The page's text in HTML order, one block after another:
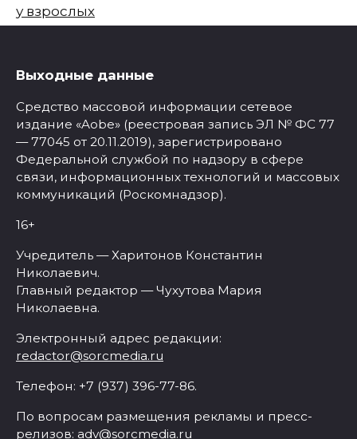
у взрослых
Выходные данные
Средство массовой информации сетевое
издание «Aobe» (реестровая запись ЭЛ № ФС 77
— 77045 от 20.11.2019), зарегистрировано
Федеральной службой по надзору в сфере
связи, информационных технологий и массовых
коммуникаций (Роскомнадзор).
16+
Учредитель — Харитонов Константин
Николаевич.
Главный редактор — Чухутова Мария
Николаевна.
Электронный адрес редакции:
redactor@sorcmedia.ru
Телефон: +7 (937) 396-77-86.
По вопросам размещения рекламы и пресс-
релизов: adv@sorcmedia.ru